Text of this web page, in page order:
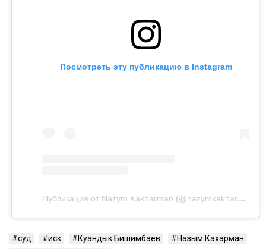
Посмотреть эту публикацию в Instagram
Публикация от Nazym Kakharman (@nazymkakharman)
суд иск Куандык Бишимбаев
Назым Кахарман